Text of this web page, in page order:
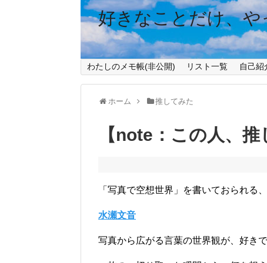
好きなことだけ、や
わたしのメモ帳(非公開) リスト一覧 自己紹
ホーム 推してみた
【note：この人、
「写真で空想世界」を書いておられる
水瀬文音
写真から広がる言葉の世界観が、好きで